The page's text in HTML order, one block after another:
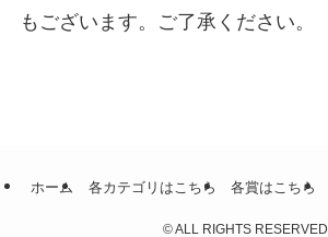
もございます。ご了承ください。
ホーム 各カテゴリはこちら 各賞はこちら
©ALL RIGHTS RESERVED